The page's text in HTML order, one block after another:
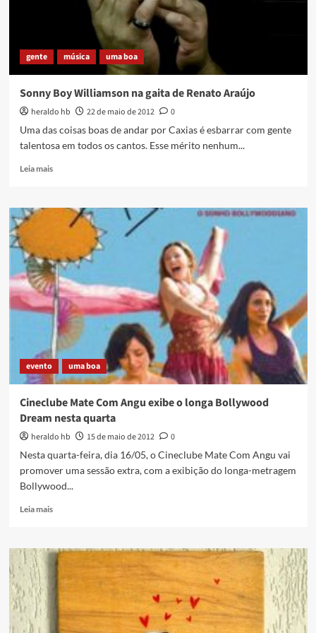
gente música uma boa
Sonny Boy Williamson na gaita de Renato Araújo
heraldo hb 22 de maio de 2012
0
Uma das coisas boas de andar por Caxias é esbarrar com gente
talentosa em todos os cantos. Esse mérito nenhum...
Leia maisRead
Sonny
Boy
Williamson
na
gaita
de
Renato
Araújo
evento uma boa
Cineclube Mate Com Angu exibe o longa Bollywood
Dream nesta quarta
heraldo hb 15 de maio de 2012
0
Nesta quarta-feira, dia 16/05, o Cineclube Mate Com Angu vai
promover uma sessão extra, com a exibição do longa-metragem
Bollywood...
Leia maisRead
Cineclube
Mate
longa